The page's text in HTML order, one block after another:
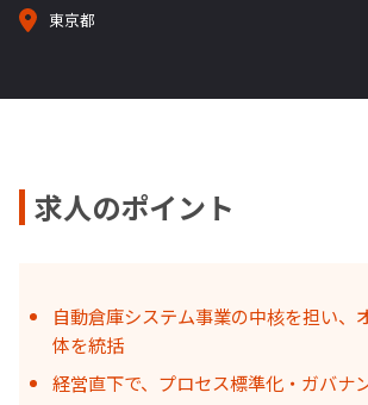
東京都
求人のポイント
自動倉庫システム事業の中核を担い、
体を統括
経営直下で、プロセス標準化・ガバナ